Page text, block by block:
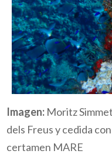
Imagen: Moritz
dels Freus y cedida
certamen MARE